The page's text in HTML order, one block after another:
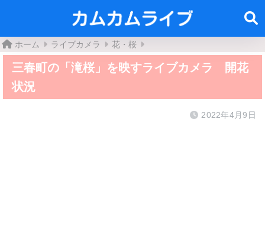
ホーム ライブカメラ 花・桜
三春町の「滝桜」を映すライブカメラ 開花
状況
2022年4月9日